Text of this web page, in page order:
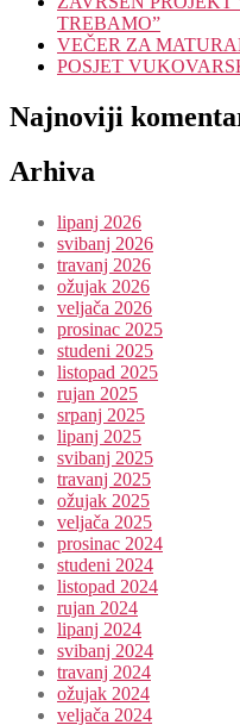
TREBAMO”
VEČER ZA
POSJET
Najnoviji
Arhiva
lipanj 2026
svibanj 2026
travanj 2026
ožujak 2026
veljača 2026
prosinac 2025
studeni 2025
listopad 2025
rujan 2025
srpanj 2025
lipanj 2025
svibanj 2025
travanj 2025
ožujak 2025
veljača 2025
prosinac 2024
studeni 2024
listopad 2024
rujan 2024
lipanj 2024
svibanj 2024
travanj 2024
ožujak 2024
veljača 2024